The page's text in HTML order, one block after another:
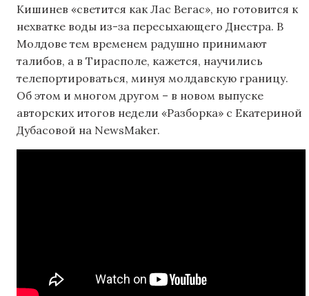
Кишинев «светится как Лас Вегас», но готовится к
нехватке воды из-за пересыхающего Днестра. В
Молдове тем временем радушно принимают
талибов, а в Тирасполе, кажется, научились
телепортироваться, минуя молдавскую границу.
Об этом и многом другом – в новом выпуске
авторских итогов недели «Разборка» с Екатериной
Дубасовой на NewsMaker.